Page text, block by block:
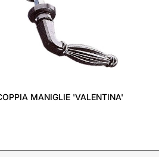
MANIGLIE 'VALENTINA'